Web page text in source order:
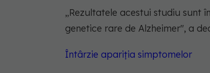
„Rezultatele acestui studiu sunt
genetice rare de Alzheimer", a
Întârzie apariția simptomelor